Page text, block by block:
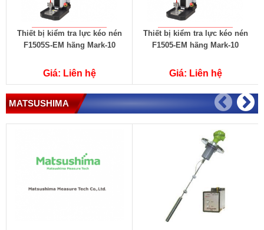
Thiết bị kiểm tra lực kéo nén
F1505S-EM hãng Mark-10
Giá: Liên hệ
Thiết bị kiểm tra lực kéo nén
F1505-EM hãng Mark-10
Giá: Liên hệ
MATSUSHIMA